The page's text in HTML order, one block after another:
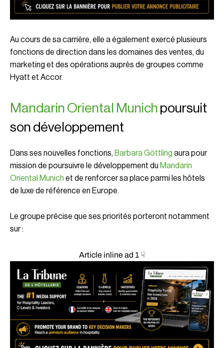
Au cours de sa carrière, elle a également exercé plusieurs
fonctions de direction dans les domaines des ventes, du
marketing et des opérations auprès de groupes comme
Hyatt et Accor.
Mandarin Oriental Munich poursuit
son développement
Dans ses nouvelles fonctions, Barbara Göttling aura pour
mission de poursuivre le développement du Mandarin
Oriental Munich et de renforcer sa place parmi les hôtels
de luxe de référence en Europe.
Le groupe précise que ses priorités porteront notamment
sur :
Article inline ad 1 ☟